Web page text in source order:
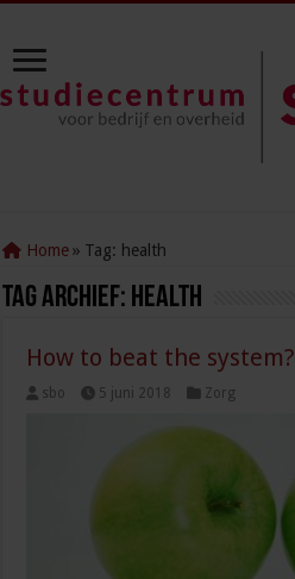
Home » Tag: health
Tag Archief: health
How to beat the system?
sbo 5 juni 2018 Zorg